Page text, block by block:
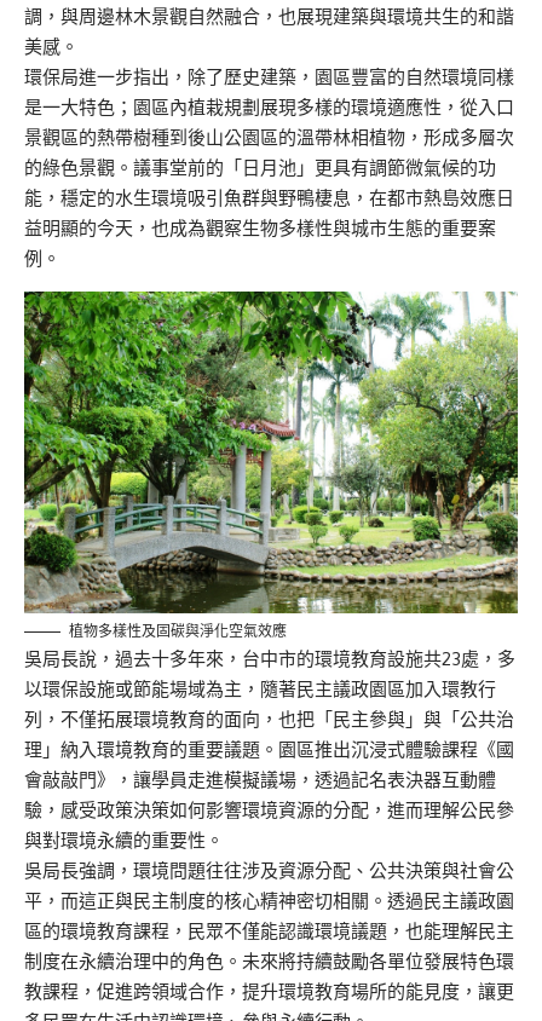
調，與周邊林木景觀自然融合，也展現建築與環境共生的和諧
美感。
環保局進一步指出，除了歷史建築，園區豐富的自然環境同樣
是一大特色；園區內植栽規劃展現多樣的環境適應性，從入口
景觀區的熱帶樹種到後山公園區的溫帶林相植物，形成多層次
的綠色景觀。議事堂前的「日月池」更具有調節微氣候的功
能，穩定的水生環境吸引魚群與野鴨棲息，在都市熱島效應日
益明顯的今天，也成為觀察生物多樣性與城市生態的重要案
例。
植物多樣性及固碳與淨化空氣效應
吳局長說，過去十多年來，台中市的環境教育設施共23處，多
以環保設施或節能場域為主，隨著民主議政園區加入環教行
列，不僅拓展環境教育的面向，也把「民主參與」與「公共治
理」納入環境教育的重要議題。園區推出沉浸式體驗課程《國
會敲敲門》，讓學員走進模擬議場，透過記名表決器互動體
驗，感受政策決策如何影響環境資源的分配，進而理解公民參
與對環境永續的重要性。
吳局長強調，環境問題往往涉及資源分配、公共決策與社會公
平，而這正與民主制度的核心精神密切相關。透過民主議政園
區的環境教育課程，民眾不僅能認識環境議題，也能理解民主
制度在永續治理中的角色。未來將持續鼓勵各單位發展特色環
教課程，促進跨領域合作，提升環境教育場所的能見度，讓更